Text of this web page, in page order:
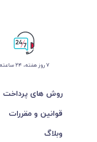
۷ روز ﻫﻔﺘﻪ، ۲۴ ﺳﺎﻋﺘﻪ
روش های پرداخت
قوانین و مقررات
وبلاگ